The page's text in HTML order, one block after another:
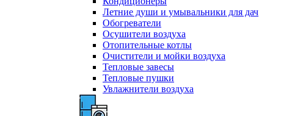
Летние души и умывальники для дач
Обогреватели
Осушители воздуха
Отопительные котлы
Очистители и мойки воздуха
Тепловые завесы
Тепловые пушки
Увлажнители воздуха